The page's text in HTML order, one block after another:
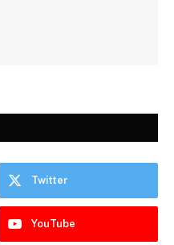
Twitter
YouTube